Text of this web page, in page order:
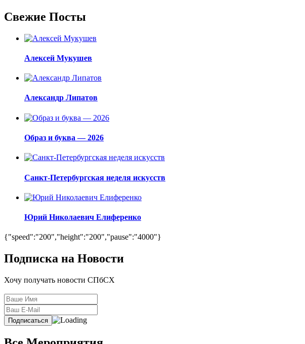
Свежие Посты
Алексей Мукушев
Александр Липатов
Образ и буква — 2026
Санкт-Петербургская неделя искусств
Юрий Николаевич Елиференко
{"speed":"200","height":"200","pause":"4000"}
Подписка на Новости
Хочу получать новости СПбСХ